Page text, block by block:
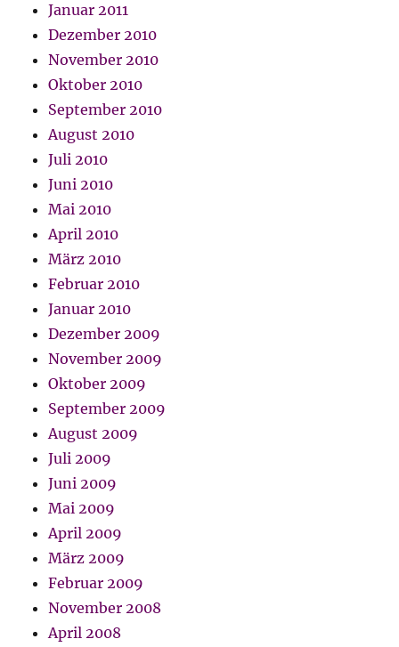
Januar 2011
Dezember 2010
November 2010
Oktober 2010
September 2010
August 2010
Juli 2010
Juni 2010
Mai 2010
April 2010
März 2010
Februar 2010
Januar 2010
Dezember 2009
November 2009
Oktober 2009
September 2009
August 2009
Juli 2009
Juni 2009
Mai 2009
April 2009
März 2009
Februar 2009
November 2008
April 2008